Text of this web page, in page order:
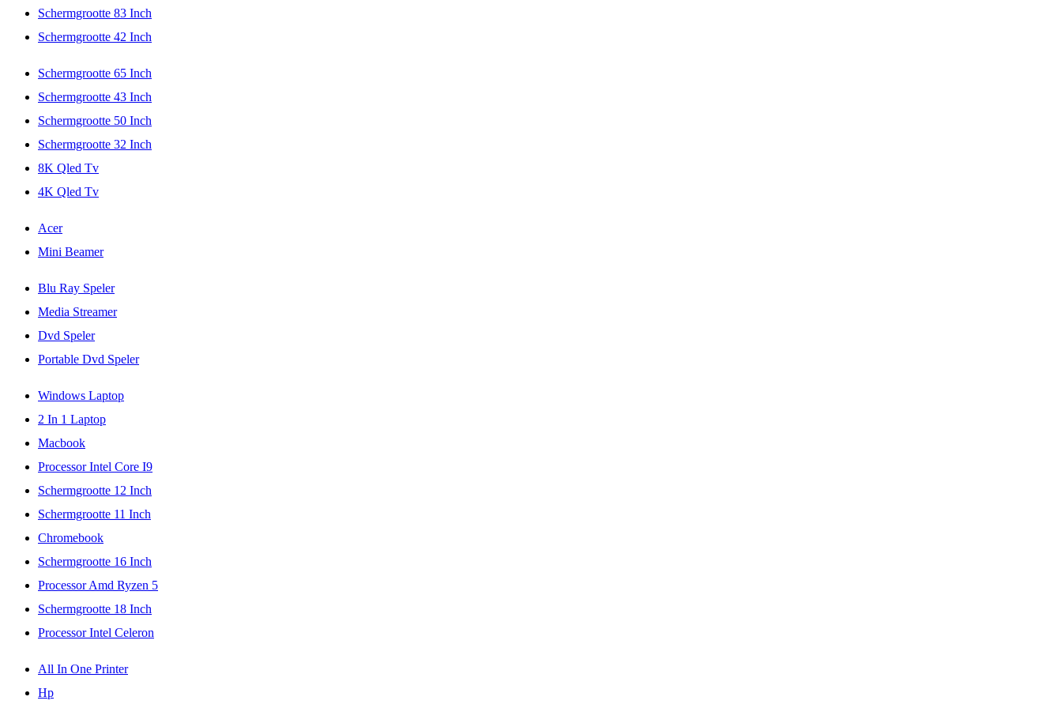
Schermgrootte 83 Inch
Schermgrootte 42 Inch
Schermgrootte 65 Inch
Schermgrootte 43 Inch
Schermgrootte 50 Inch
Schermgrootte 32 Inch
8K Qled Tv
4K Qled Tv
Acer
Mini Beamer
Blu Ray Speler
Media Streamer
Dvd Speler
Portable Dvd Speler
Windows Laptop
2 In 1 Laptop
Macbook
Processor Intel Core I9
Schermgrootte 12 Inch
Schermgrootte 11 Inch
Chromebook
Schermgrootte 16 Inch
Processor Amd Ryzen 5
Schermgrootte 18 Inch
Processor Intel Celeron
All In One Printer
Hp